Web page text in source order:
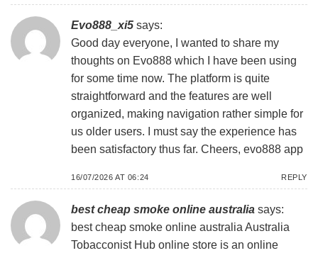
Evo888_xi5 says:
Good day everyone, I wanted to share my
thoughts on Evo888 which I have been using
for some time now. The platform is quite
straightforward and the features are well
organized, making navigation rather simple for
us older users. I must say the experience has
been satisfactory thus far. Cheers, evo888 app
16/07/2026 AT 06:24 REPLY
best cheap smoke online australia says:
best cheap smoke online australia Australia
Tobacconist Hub online store is an online